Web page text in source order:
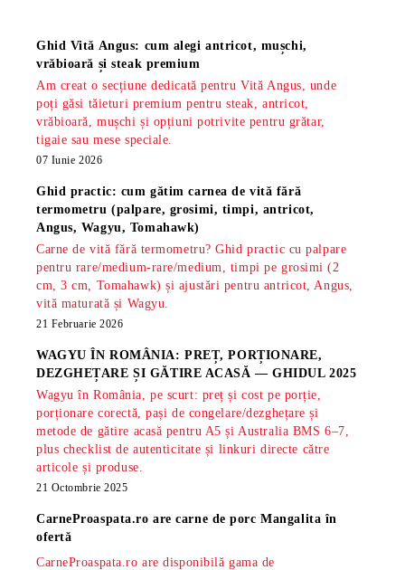
Ghid Vită Angus: cum alegi antricot, mușchi,
vrăbioară și steak premium
Am creat o secțiune dedicată pentru Vită Angus, unde
poți găsi tăieturi premium pentru steak, antricot,
vrăbioară, mușchi și opțiuni potrivite pentru grătar,
tigaie sau mese speciale.
07 Iunie 2026
Ghid practic: cum gătim carnea de vită fără
termometru (palpare, grosimi, timpi, antricot,
Angus, Wagyu, Tomahawk)
Carne de vită fără termometru? Ghid practic cu palpare
pentru rare/medium-rare/medium, timpi pe grosimi (2
cm, 3 cm, Tomahawk) și ajustări pentru antricot, Angus,
vită maturată și Wagyu.
21 Februarie 2026
WAGYU ÎN ROMÂNIA: PREȚ, PORȚIONARE,
DEZGHEȚARE ȘI GĂTIRE ACASĂ — GHIDUL 2025
Wagyu în România, pe scurt: preț și cost pe porție,
porționare corectă, pași de congelare/dezghețare și
metode de gătire acasă pentru A5 și Australia BMS 6–7,
plus checklist de autenticitate și linkuri directe către
articole și produse.
21 Octombrie 2025
CarneProaspata.ro arecarne de porc Mangalita în
ofertă
CarneProaspata.ro are disponibilă gama de